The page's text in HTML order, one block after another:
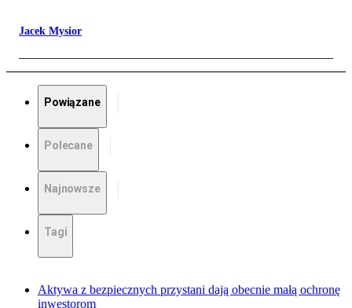
Jacek Mysior
Powiązane
Polecane
Najnowsze
Tagi
Aktywa z bezpiecznych przystani dają obecnie małą ochronę
inwestorom